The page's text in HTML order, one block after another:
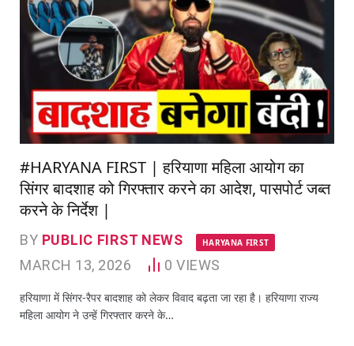
#HARYANA FIRST | हरियाणा महिला आयोग का
सिंगर बादशाह को गिरफ्तार करने का आदेश, पासपोर्ट जब्त
करने के निर्देश |
BY PUBLIC FIRST NEWS HARYANA FIRST
MARCH 13, 2026 0VIEWS
हरियाणा में सिंगर-रैपर बादशाह को लेकर विवाद बढ़ता जा रहा है। हरियाणा राज्य
महिला आयोग ने उन्हें गिरफ्तार करने के…